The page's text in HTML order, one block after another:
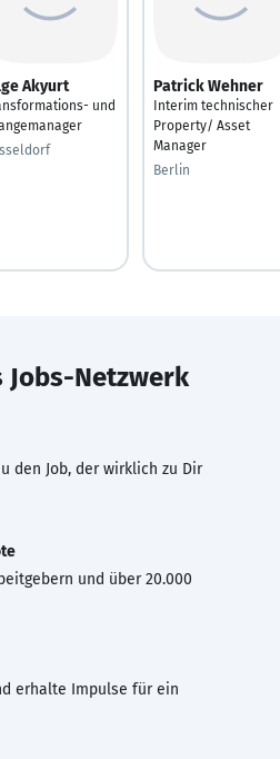
Akyurt
und
Patrick Wehner
Interim technischer
Property/ Asset
Manager
Berlin
Jobs-Netzwerk
den Job, der wirklich zu Dir
und über 20.000
erhalte Impulse für ein